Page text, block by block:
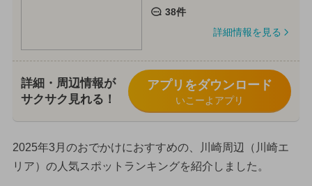
38件
詳細情報を見る
詳細・周辺情報が
サクサク見れる！
アプリをダウンロード
いこーよアプリ
2025年3月のおでかけにおすすめの、川崎周辺（川崎エ
リア）の人気スポットランキングを紹介しました。